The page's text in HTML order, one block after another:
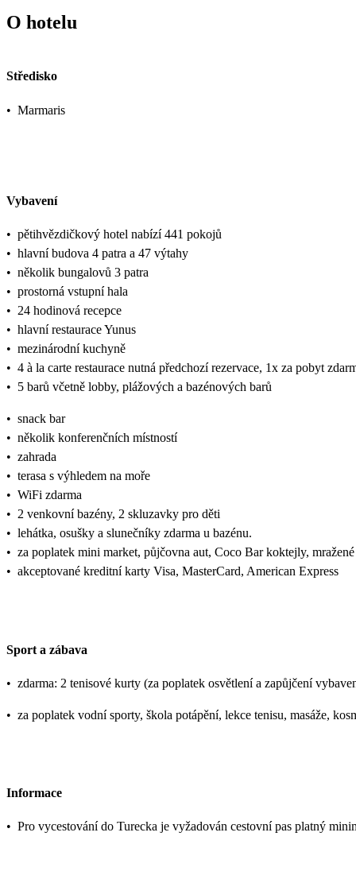
O hotelu
Středisko
• Marmaris
Vybavení
• pětihvězdičkový hotel nabízí 441 pokojů
• hlavní budova 4 patra a 47 výtahy
• několik bungalovů 3 patra
• prostorná vstupní hala
• 24 hodinová recepce
• hlavní restaurace Yunus
• mezinárodní kuchyně
• 4 à la carte restaurace nutná předchozí rezervace, 1x za pobyt
• 5 barů včetně lobby, plážových a bazénových barů
• snack bar
• několik konferenčních místností
• zahrada
• terasa s výhledem na moře
• WiFi zdarma
• 2 venkovní bazény, 2 skluzavky pro děti
• lehátka, osušky a slunečníky zdarma u bazénu.
• za poplatek mini market, půjčovna aut, Coco Bar koktejly,
• akceptované kreditní karty Visa, MasterCard, American Express
Sport a zábava
• zdarma: 2 tenisové kurty (za poplatek osvětlení a zapůjčení
• za poplatek vodní sporty, škola potápění, lekce tenisu, masáže,
Informace
• Pro vycestování do Turecka je vyžadován cestovní pas platný